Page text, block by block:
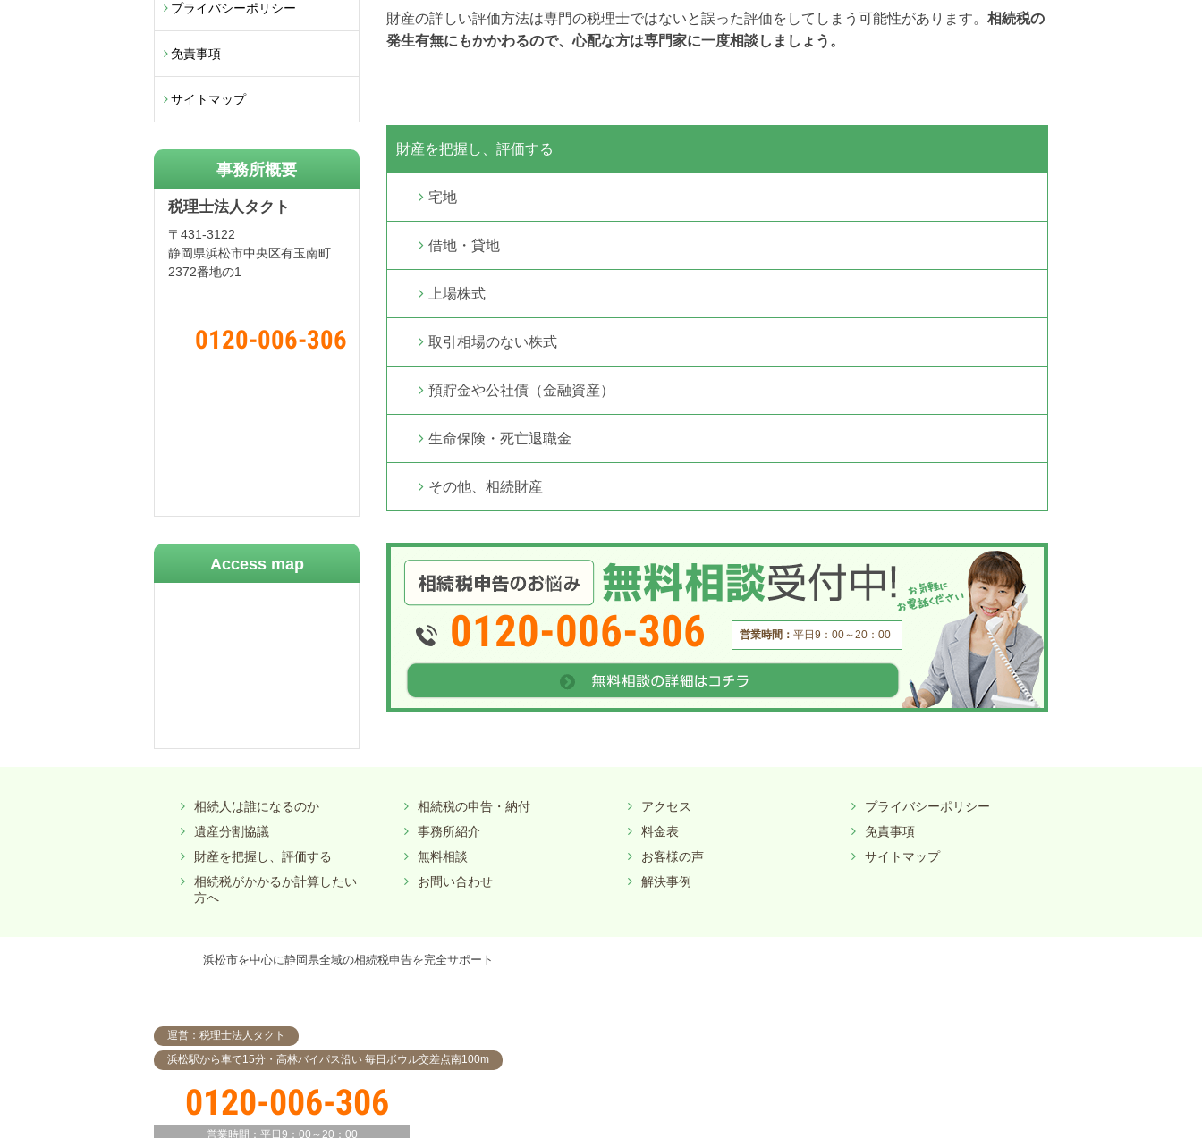
財産の詳しい評価方法は専門の税理士ではないと誤った評価をしてしまう 可能性があります。 相続税の
発生有無にもかかわるので、心配な方は専門家に一度相談しましょう。
財産を把握し、評価する
宅地
借地・貸地
上場株式
取引相場のない株式
預貯金や公社債（金融資産）
生命保険・死亡退職金
その他、相続財産
0120-006-306 営業時間： 平日9：00～20：00
プライバシーポリシー
免責事項
サイトマップ
事務所概要
税理士法人タクト
〒431-3122
静岡県浜松市中央区有玉南町
2372番地の1
0120-006-306
Access map
相続人は誰になるのか
遺産分割協議
財産を把握し、評価する
相続税がかかるか計算したい
方へ
相続税の申告・納付
事務所紹介
無料相談
お問い合わせ
アクセス
料金表
お客様の声
解決事例
プライバシーポリシー
免責事項
サイトマップ
浜松市を中心に静岡県全域の相続税申告を完全サポート
運営：税理士法人タクト
浜松駅から車で15分・高林バイパス沿い 毎日ボウル交差点南100m
0120-006-306
営業時間： 平日9：00～20：00